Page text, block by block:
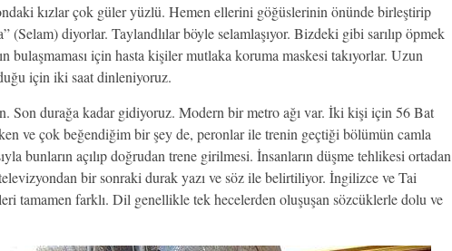
kızlar çok güler yüzlü. Hemen ellerini göğüslerinin önünde birleştirip
(Selam) diyorlar. Taylandlılar böyle selamlaşıyor. Bizdeki gibi sarılıp öpmek
bulaşmaması için hasta kişiler mutlaka koruma maskesi takıyorlar. Uzun
için iki saat dinleniyoruz.
Son durağa kadar gidiyoruz. Modern bir metro ağı var. İki kişi için 56 Bat
ve çok beğendiğim bir şey de, peronlar ile trenin geçtiği bölümün camla
bunların açılıp doğrudan trene girilmesi. İnsanların düşme tehlikesi ortadan
bir sonraki durak yazı ve söz ile belirtiliyor. İngilizce ve Tai
tamamen farklı. Dil genellikle tek hecelerden oluşuşan sözcüklerle dolu ve